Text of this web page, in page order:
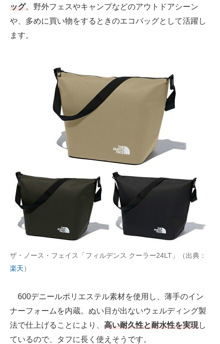
ッグ。野外フェスやキャンプなどのアウトドアシーン
や、多めに買い物をするときのエコバッグとして活躍し
ます。
ザ・ノース・フェイス「フィルデンス クーラー24LT」（出典：
楽天）
600デニールポリエステル素材を使用し、薄手のイン
ナーフォームを内蔵。ぬい目が出ないウェルディング製
法で仕上げることにより、 高い耐久性と耐水性を実現し
ているので、タフに長く使えそうです。